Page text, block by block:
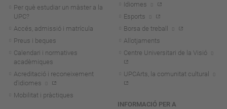
Per què estudiar un màster a la
UPC?
Accés, admissió i matrícula
Preus i beques
Calendari i normatives
acadèmiques
Acreditació i reconeixement
d'idiomes
Mobilitat i pràctiques
Idiomes
Esports
Borsa de treball
Allotjaments
Centre Universitari de la Visió
UPCArts, la comunitat cultural
INFORMACIÓ PER A